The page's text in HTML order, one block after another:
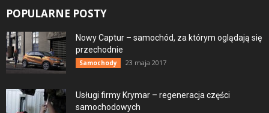
POPULARNE POSTY
Nowy Captur – samochód, za którym oglądają się
przechodnie
Samochody 23 maja 2017
Usługi firmy Krymar – regeneracja części
samochodowych